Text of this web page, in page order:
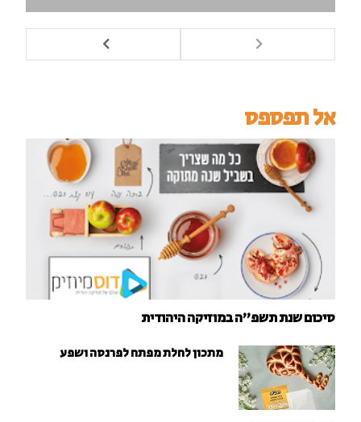
אל תפספס
סיכום שנת תשפ"ה במוזיקה היהודית
מתכון לחלת מפתח לפרנסה ושפע